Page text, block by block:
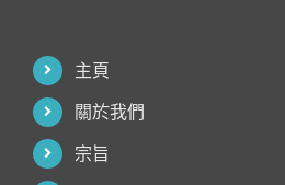
主頁
關於我們
宗旨